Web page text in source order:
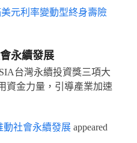
元利率變動型終身壽險
永續發展
台灣永續投資獎三項大
資金力量，引導產業加速
動社會永續發展appeared